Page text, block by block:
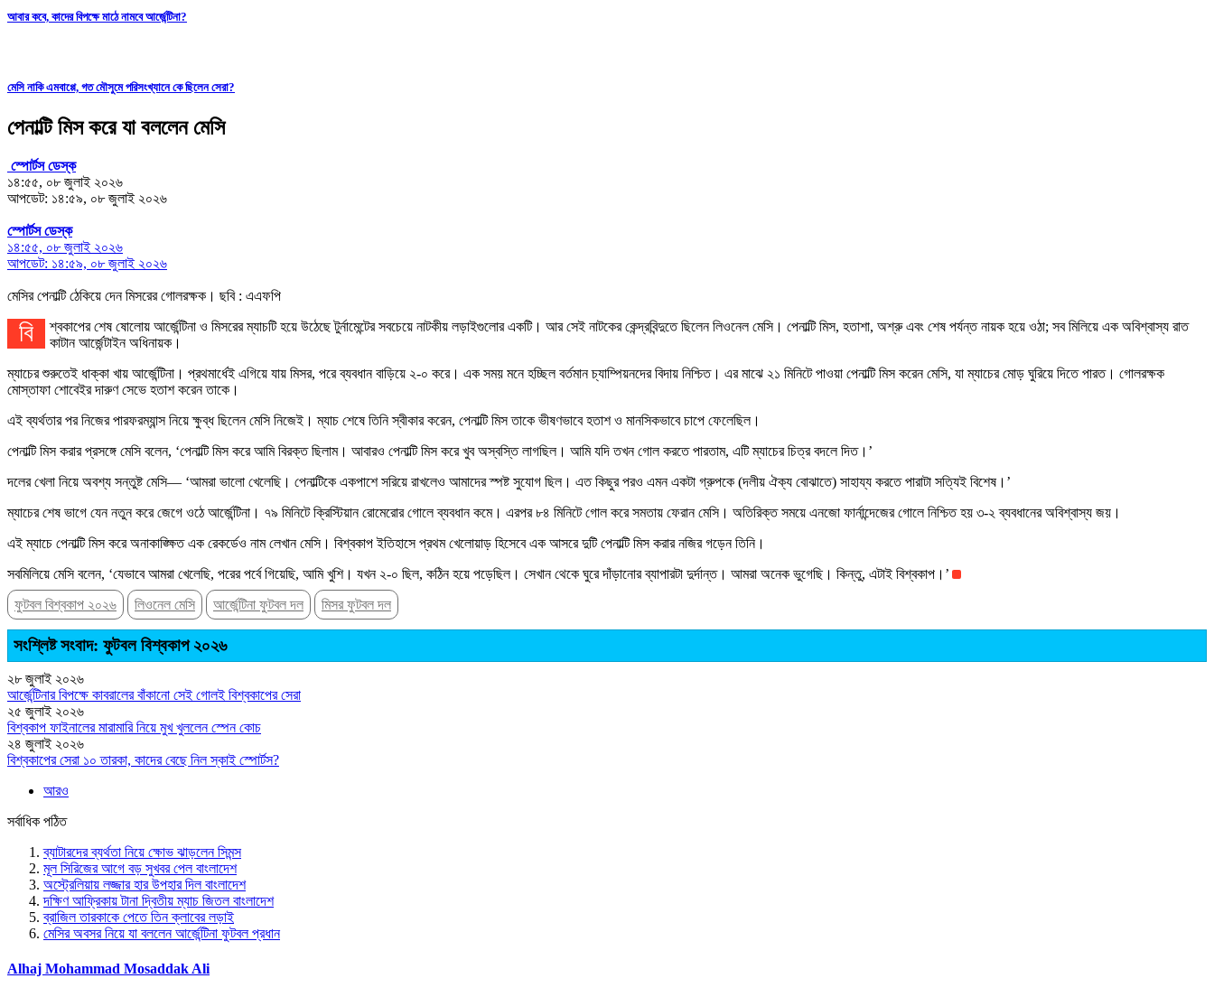
আবার কবে, কাদের বিপক্ষে মাঠে নামবে আর্জেন্টিনা?
মেসি নাকি এমবাপ্পে, গত মৌসুমে পরিসংখ্যানে কে ছিলেন সেরা?
পেনাল্টি মিস করে যা বললেন মেসি
স্পোর্টস ডেস্ক
১৪:৫৫, ০৮ জুলাই ২০২৬
আপডেট: ১৪:৫৯, ০৮ জুলাই ২০২৬
স্পোর্টস ডেস্ক
১৪:৫৫, ০৮ জুলাই ২০২৬
আপডেট: ১৪:৫৯, ০৮ জুলাই ২০২৬
মেসির পেনাল্টি ঠেকিয়ে দেন মিসরের গোলরক্ষক। ছবি : এএফপি
বিশ্বকাপের শেষ ষোলোয় আর্জেন্টিনা ও মিসরের ম্যাচটি হয়ে উঠেছে টুর্নামেন্টের সবচেয়ে নাটকীয় লড়াইগুলোর একটি। আর সেই নাটকের কেন্দ্রবিন্দুতে ছিলেন লিওনেল মেসি। পেনাল্টি মিস, হতাশা, অশ্রু এবং শেষ পর্যন্ত নায়ক হয়ে ওঠা; সব মিলিয়ে এক অবিশ্বাস্য রাত
কাটান আর্জেন্টাইন অধিনায়ক।
ম্যাচের শুরুতেই ধাক্কা খায় আর্জেন্টিনা। প্রথমার্ধেই এগিয়ে যায় মিসর, পরে ব্যবধান বাড়িয়ে ২-০ করে। এক সময় মনে হচ্ছিল বর্তমান চ্যাম্পিয়নদের বিদায় নিশ্চিত। এর মাঝে ২১ মিনিটে পাওয়া পেনাল্টি মিস করেন মেসি, যা ম্যাচের মোড় ঘুরিয়ে দিতে পারত। গোলরক্ষক
মোস্তাফা শোবেইর দারুণ সেভে হতাশ করেন তাকে।
এই ব্যর্থতার পর নিজের পারফরম্যান্স নিয়ে ক্ষুব্ধ ছিলেন মেসি নিজেই। ম্যাচ শেষে তিনি স্বীকার করেন, পেনাল্টি মিস তাকে ভীষণভাবে হতাশ ও মানসিকভাবে চাপে ফেলেছিল।
পেনাল্টি মিস করার প্রসঙ্গে মেসি বলেন, ‘পেনাল্টি মিস করে আমি বিরক্ত ছিলাম। আবারও পেনাল্টি মিস করে খুব অস্বস্তি লাগছিল। আমি যদি তখন গোল করতে পারতাম, এটি ম্যাচের চিত্র বদলে দিত।’
দলের খেলা নিয়ে অবশ্য সন্তুষ্ট মেসি— ‘আমরা ভালো খেলেছি। পেনাল্টিকে একপাশে সরিয়ে রাখলেও আমাদের স্পষ্ট সুযোগ ছিল। এত কিছুর পরও এমন একটা গ্রুপকে (দলীয় ঐক্য বোঝাতে) সাহায্য করতে পারাটা সত্যিই বিশেষ।’
ম্যাচের শেষ ভাগে যেন নতুন করে জেগে ওঠে আর্জেন্টিনা। ৭৯ মিনিটে ক্রিস্টিয়ান রোমেরোর গোলে ব্যবধান কমে। এরপর ৮৪ মিনিটে গোল করে সমতায় ফেরান মেসি। অতিরিক্ত সময়ে এনজো ফার্নান্দেজের গোলে নিশ্চিত হয় ৩-২ ব্যবধানের অবিশ্বাস্য জয়।
এই ম্যাচে পেনাল্টি মিস করে অনাকাঙ্ক্ষিত এক রেকর্ডেও নাম লেখান মেসি। বিশ্বকাপ ইতিহাসে প্রথম খেলোয়াড় হিসেবে এক আসরে দুটি পেনাল্টি মিস করার নজির গড়েন তিনি।
সবমিলিয়ে মেসি বলেন, ‘যেভাবে আমরা খেলেছি, পরের পর্বে গিয়েছি, আমি খুশি। যখন ২-০ ছিল, কঠিন হয়ে পড়েছিল। সেখান থেকে ঘুরে দাঁড়ানোর ব্যাপারটা দুর্দান্ত। আমরা অনেক ভুগেছি। কিন্তু, এটাই বিশ্বকাপ।’
ফুটবল বিশ্বকাপ ২০২৬
লিওনেল মেসি আর্জেন্টিনা ফুটবল দল মিসর ফুটবল দল
সংশ্লিষ্ট সংবাদ: ফুটবল বিশ্বকাপ ২০২৬
২৮ জুলাই ২০২৬
আর্জেন্টিনার বিপক্ষে কাবরালের বাঁকানো সেই গোলই বিশ্বকাপের সেরা
২৫ জুলাই ২০২৬
বিশ্বকাপ ফাইনালের মারামারি নিয়ে মুখ খুললেন স্পেন কোচ
২৪ জুলাই ২০২৬
বিশ্বকাপের সেরা ১০ তারকা, কাদের বেছে নিল স্কাই স্পোর্টস?
আরও
সর্বাধিক পঠিত
ব্যাটারদের ব্যর্থতা নিয়ে ক্ষোভ ঝাড়লেন সিমন্স
মূল সিরিজের আগে বড় সুখবর পেল বাংলাদেশ
অস্ট্রেলিয়ায় লজ্জার হার উপহার দিল বাংলাদেশ
দক্ষিণ আফ্রিকায় টানা দ্বিতীয় ম্যাচ জিতল বাংলাদেশ
ব্রাজিল তারকাকে পেতে তিন ক্লাবের লড়াই
মেসির অবসর নিয়ে যা বললেন আর্জেন্টিনা ফুটবল প্রধান
Alhaj Mohammad Mosaddak Ali